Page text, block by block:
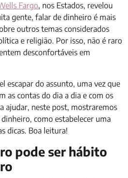
Fargo, nos Estados, revelou
gente, falar de dinheiro é mais
outros temas considerados
e religião. Por isso, não é raro
desconfortáveis em
escapar do assunto, uma vez que
as contas do dia a dia e com os
ajudar, neste post, mostraremos
como estabelecer uma
dicas. Boa leitura!
pode ser hábito